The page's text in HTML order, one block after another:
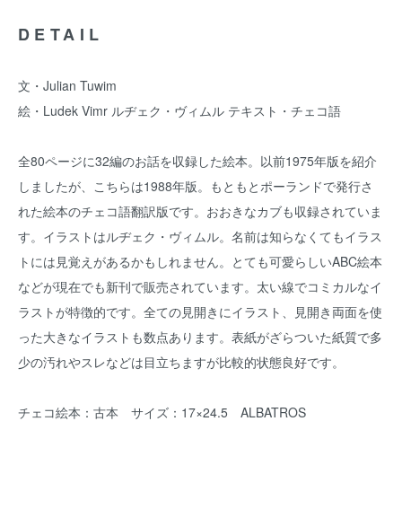
DETAIL
文・Julian Tuwim
絵・Ludek Vimr ルヂェク・ヴィムル テキスト・チェコ語
全80ページに32編のお話を収録した絵本。以前1975年版を紹介
しましたが、こちらは1988年版。もともとポーランドで発行さ
れた絵本のチェコ語翻訳版です。おおきなカブも収録されていま
す。イラストはルヂェク・ヴィムル。名前は知らなくてもイラス
トには見覚えがあるかもしれません。とても可愛らしいABC絵本
などが現在でも新刊で販売されています。太い線でコミカルなイ
ラストが特徴的です。全ての見開きにイラスト、見開き両面を使
った大きなイラストも数点あります。表紙がざらついた紙質で多
少の汚れやスレなどは目立ちますが比較的状態良好です。
チェコ絵本：古本 サイズ：17×24.5 ALBATROS